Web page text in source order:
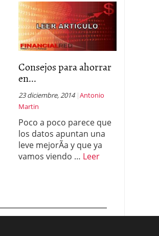
Consejos para ahorrar
en...
23 diciembre, 2014 Antonio
Martin
Poco a poco parece que
los datos apuntan una
leve mejorÃ­a y que ya
vamos viendo … Leer